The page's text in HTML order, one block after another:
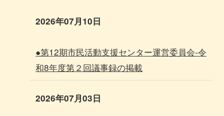
2026年07月10日
●第12期市民活動支援センター運営委員会-令
和8年度第２回議事録の掲載
2026年07月03日